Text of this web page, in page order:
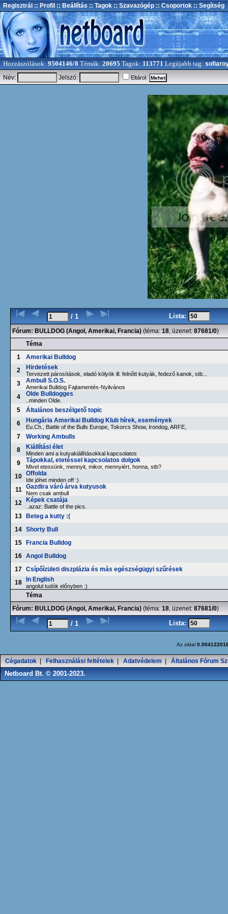
Regisztrál :: Profil :: Beállítás :: Tagok :: Szavazógép :: Csoportok :: Segítség
Hozzászólások: 9504146/8 Témák: 20695 Tagok: 113771 Legújabb tag:
Név:
Jelszó: Eltárol
/ 1 Lista:
Fórum: BULLDOG (Angol, Amerikai, Francia) (téma: 18, üzenet: 87681/0)
Téma
1
Amerikai Bulldog
2
Hirdetések
Tervezett párosítások, eladó kölyök ill. felnőtt kutyák, fedező kanok, stb...
3 Ambull S.O.S.
Amerikai Bulldog Fajtamentés-Nyilvános
4 Olde Bulldogges
..minden Olde.
5
Általános beszélgető topic
6
Hungária Amerikai Bulldog Klub hírek, események
Eu.Ch., Battle of the Bulls Europe, Tokorcs Show, Irondog, ARFE,
7
Working Ambulls
8
Kiállítási élet
Minden ami a kutyakiállításokkal kapcsolatos
9 Tápokkal, etetéssel kapcsolatos dolgok
Mivel etessünk, mennyit, mikor, mennyiért, honna, stb?
10 Offolda
Ide jöhet minden off :)
11 Gazdira váró árva kutyusok
Nem csak ambull
12 Képek csatája
..azaz: Battle of the pics.
13
Beteg a kutty :(
14 Shorty Bull
15
Francia Bulldog
16 Angol Bulldog
17 Csípőízületi diszplázia és más egészségügyi szűrések
18
In English
angolul tudók előnyben :)
Téma
Fórum: BULLDOG (Angol, Amerikai, Francia) (téma: 18, üzenet: 87681/0)
/ 1 Lista:
Az oldal
Cégadatok Felhasználási feltételek Adatvédelem Általános Fórum
Netboard Bt. © 2001-2023.